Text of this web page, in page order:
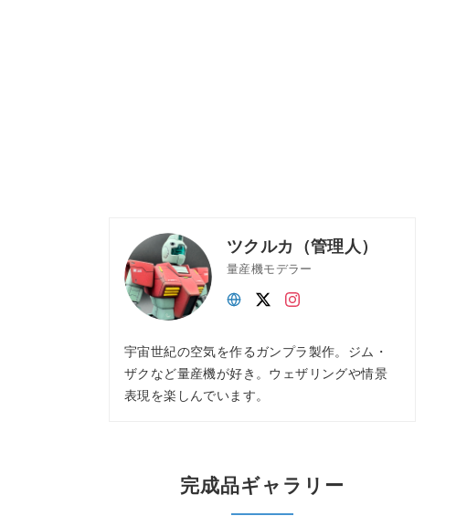
ツクルカ（管理人）
量産機モデラー
宇宙世紀の空気を作るガンプラ製作。ジム・
ザクなど量産機が好き。ウェザリングや情景
表現を楽しんでいます。
完成品ギャラリー